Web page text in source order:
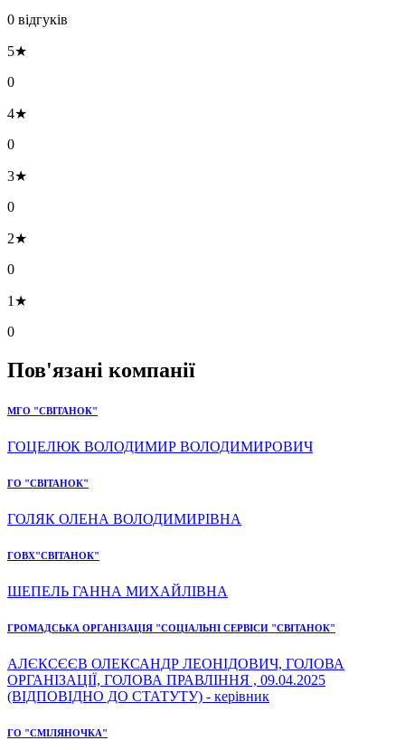
0 відгуків
5★
0
4★
0
3★
0
2★
0
1★
0
Пов'язані компанії
МГО "СВІТАНОК"
ГОЦЕЛЮК ВОЛОДИМИР ВОЛОДИМИРОВИЧ
ГО "СВІТАНОК"
ГОЛЯК ОЛЕНА ВОЛОДИМИРІВНА
ГОВХ"СВІТАНОК"
ШЕПЕЛЬ ГАННА МИХАЙЛІВНА
ГРОМАДСЬКА ОРГАНІЗАЦІЯ "СОЦІАЛЬНІ СЕРВІСИ "СВІТАНОК"
АЛЄКСЄЄВ ОЛЕКСАНДР ЛЕОНІДОВИЧ, ГОЛОВА
ОРГАНІЗАЦІЇ, ГОЛОВА ПРАВЛІННЯ , 09.04.2025
(ВІДПОВІДНО ДО СТАТУТУ) - керівник
ГО "СМІЛЯНОЧКА"